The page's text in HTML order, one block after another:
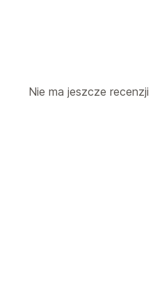
Nie ma jeszcze recenzji